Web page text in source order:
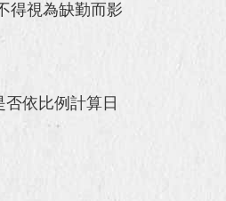
得視為缺勤而影
依比例計算日